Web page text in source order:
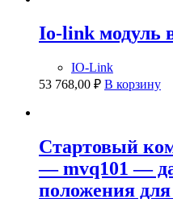
Io-link модуль
IO-Link
53 768,00 ₽ В корзину
Стартовый
— mvq101 —
положения